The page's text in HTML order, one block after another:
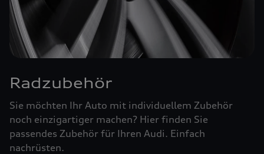
Radzubehör
Sie möchten Ihr Auto mit individuellem Zubehör
noch einzigartiger machen? Hier finden Sie
passendes Zubehör für Ihren Audi. Einfach
nachrüsten.